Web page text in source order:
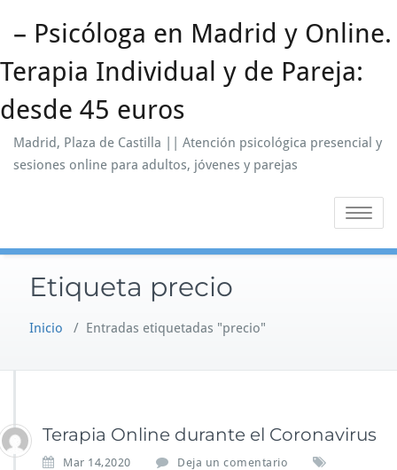
– Psicóloga en Madrid y Online.
Terapia Individual y de Pareja:
desde 45 euros
Madrid, Plaza de Castilla || Atención psicológica presencial y
sesiones online para adultos, jóvenes y parejas
Alternar
Etiqueta precio
Inicio / Entradas etiquetadas "precio"
Terapia Online durante el Coronavirus
Mar 14,2020
Deja un comentario